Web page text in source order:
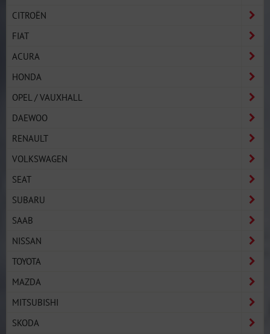
CITROËN
FIAT
ACURA
HONDA
OPEL / VAUXHALL
DAEWOO
RENAULT
VOLKSWAGEN
SEAT
SUBARU
SAAB
NISSAN
TOYOTA
MAZDA
MITSUBISHI
SKODA